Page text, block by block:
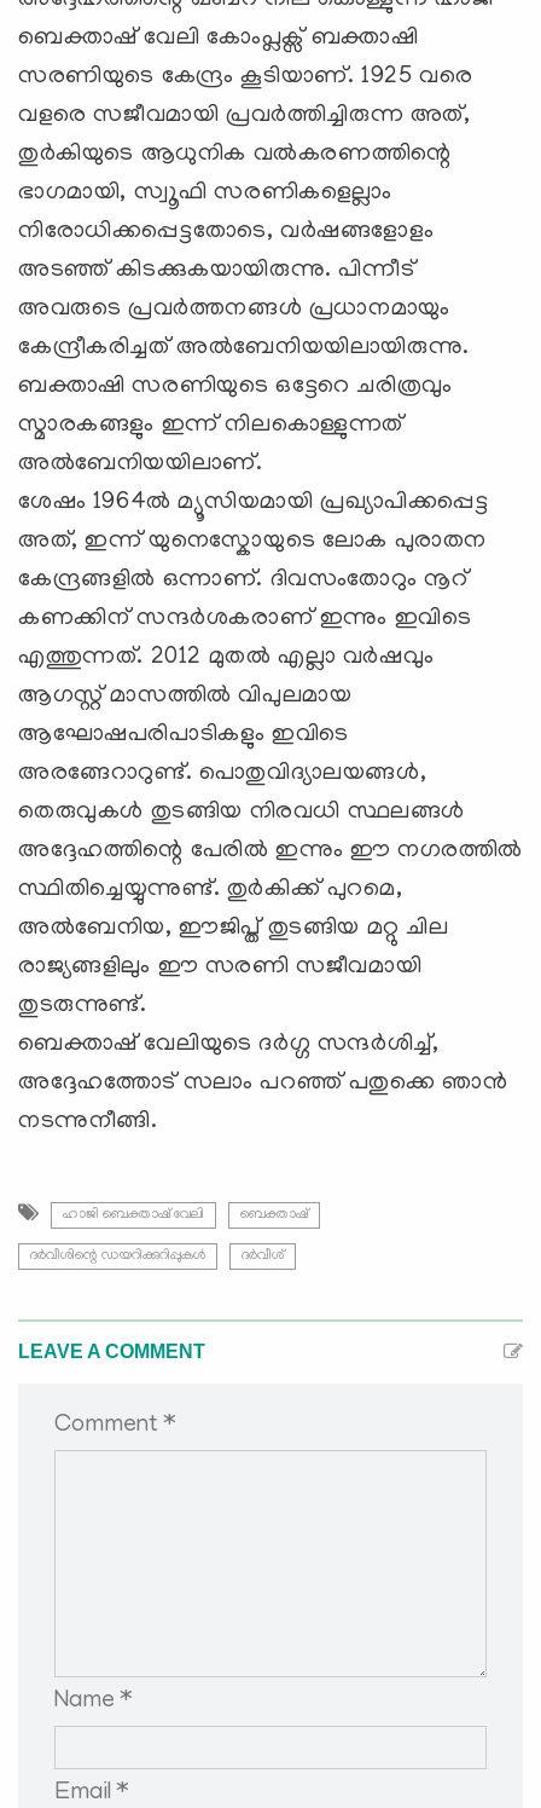
ബെക്താഷ് വേലി കോംപ്ലക്സ് ബക്താഷി
സരണിയുടെ കേന്ദ്രം കൂടിയാണ്. 1925 വരെ
വളരെ സജീവമായി പ്രവര്‍ത്തിച്ചിരുന്ന അത്,
തുര്‍കിയുടെ ആധുനിക വല്‍കരണത്തിന്റെ
ഭാഗമായി, സ്വൂഫി സരണികളെല്ലാം
നിരോധിക്കപ്പെട്ടതോടെ, വര്‍ഷങ്ങളോളം
അടഞ്ഞ് കിടക്കുകയായിരുന്നു. പിന്നീട്
അവരുടെ പ്രവര്‍ത്തനങ്ങള്‍ പ്രധാനമായും
കേന്ദ്രീകരിച്ചത് അല്‍ബേനിയയിലായിരുന്നു.
ബക്താഷി സരണിയുടെ ഒട്ടേറെ ചരിത്രവും
സ്മാരകങ്ങളും ഇന്ന് നിലകൊള്ളുന്നത്
അല്‍ബേനിയയിലാണ്.
ശേഷം 1964ല്‍ മ്യൂസിയമായി പ്രഖ്യാപിക്കപ്പെട്ട
അത്, ഇന്ന് യുനെസ്കോയുടെ ലോക പുരാതന
കേന്ദ്രങ്ങളില്‍ ഒന്നാണ്. ദിവസംതോറും നൂറ്
കണക്കിന് സന്ദര്‍ശകരാണ് ഇന്നും ഇവിടെ
എത്തുന്നത്. 2012 മുതല്‍ എല്ലാ വര്‍ഷവും
ആഗസ്റ്റ് മാസത്തില്‍ വിപുലമായ
ആഘോഷപരിപാടികളും ഇവിടെ
അരങ്ങേറാറുണ്ട്. പൊതുവിദ്യാലയങ്ങൾ,
തെരുവുകൾ തുടങ്ങിയ നിരവധി സ്ഥലങ്ങൾ
അദ്ദേഹത്തിന്റെ പേരിൽ ഇന്നും ഈ നഗരത്തിൽ
സ്ഥിതിച്ചെയ്യുന്നുണ്ട്. തുര്‍കിക്ക് പുറമെ,
അല്‍ബേനിയ, ഈജിപ്ത് തുടങ്ങിയ മറ്റു ചില
രാജ്യങ്ങളിലും ഈ സരണി സജീവമായി
തുടരുന്നുണ്ട്.
ബെക്താഷ് വേലിയുടെ ദര്‍ഗ്ഗ സന്ദര്‍ശിച്ച്,
അദ്ദേഹത്തോട് സലാം പറഞ്ഞ് പതുക്കെ ഞാന്‍
നടന്നുനീങ്ങി.
ഹാജി ബെക്താഷ് വേലി ബെക്താഷ്
ദർവീശിന്റെ ഡയറിക്കുറിപ്പുകൾ ദർവീശ്
LEAVE A COMMENT
Comment *
Name *
Email *